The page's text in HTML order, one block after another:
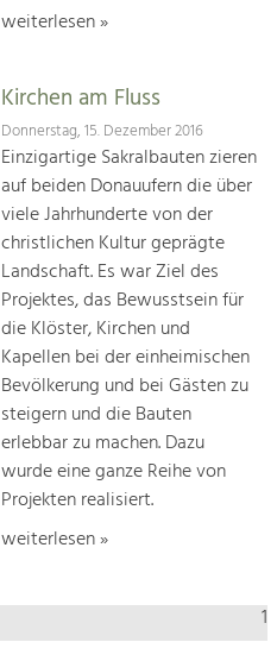
weiterlesen »
Kirchen am Fluss
Donnerstag, 15. Dezember 2016
Einzigartige Sakralbauten zieren
auf beiden Donauufern die über
viele Jahrhunderte von der
christlichen Kultur geprägte
Landschaft. Es war Ziel des
Projektes, das Bewusstsein für
die Klöster, Kirchen und
Kapellen bei der einheimischen
Bevölkerung und bei Gästen zu
steigern und die Bauten
erlebbar zu machen. Dazu
wurde eine ganze Reihe von
Projekten realisiert.
weiterlesen »
1